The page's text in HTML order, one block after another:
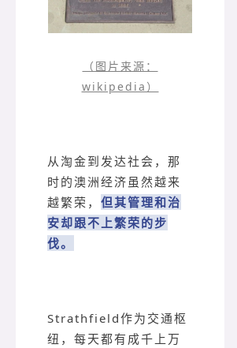
（图片来源：
wikipedia）
从淘金到发达社会，那
时的澳洲经济虽然越来
越繁荣， 但其管理和治
安却跟不上繁荣的步
伐。
Strathfield作为交通枢
纽，每天都有成千上万